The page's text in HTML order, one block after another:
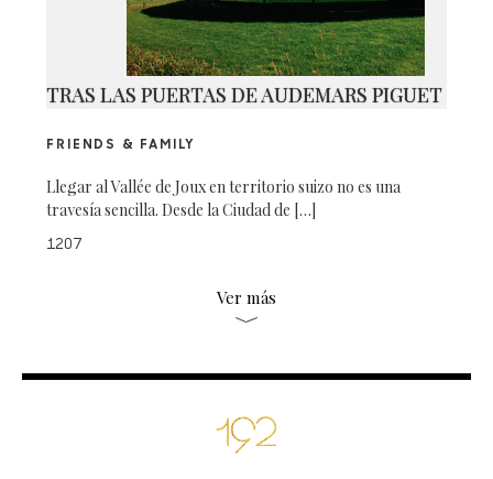
TRAS LAS PUERTAS DE AUDEMARS PIGUET
FRIENDS & FAMILY
Llegar al Vallée de Joux en territorio suizo no es una
travesía sencilla. Desde la Ciudad de […]
1207
Ver más